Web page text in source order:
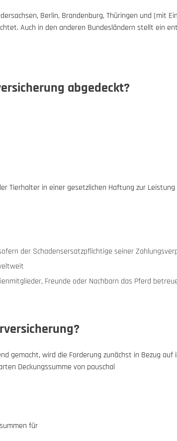
Berlin, Brandenburg, Thüringen und (mit
Auch in den anderen Bundesländern stellt ein
abgedeckt?
Tierhalter in einer gesetzlichen Haftung zur
der Schadensersatzpflichtige seiner
Freunde oder Nachbarn das Pferd
gemacht, wird die Forderung zunächst in Bezug
Deckungssumme von pauschal
für